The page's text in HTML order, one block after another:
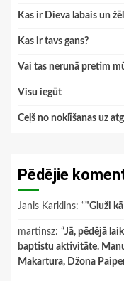
Kas ir Dieva labais un
Kas ir tavs gans?
Vai tas nerunā pretim
Visu iegūt
Ceļš no noklīšanas uz
Pēdējie
Janis Karklins: “"Gluži
martinsz: “Jā, pēdējā
baptistu aktivitāte.
Makartura, Džona